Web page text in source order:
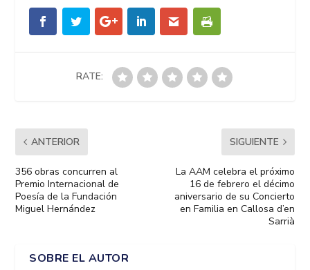
RATE:
ANTERIOR
356 obras concurren al
Premio Internacional de
Poesía de la Fundación
Miguel Hernández
SIGUIENTE
La AAM celebra el próximo
16 de febrero el décimo
aniversario de su Concierto
en Familia en Callosa d’en
Sarrià
SOBRE EL AUTOR